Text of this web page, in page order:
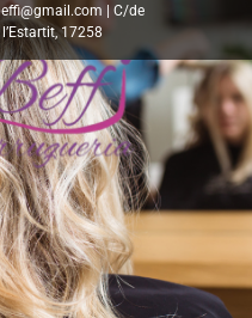
| C/de
17258